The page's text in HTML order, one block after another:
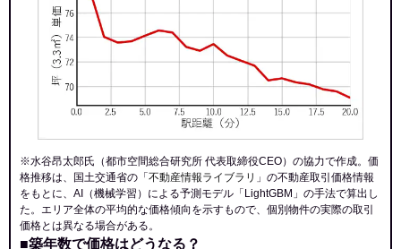
※水谷昂太郎氏（都市空間総合研究所 代表取締役CEO）の協力で作成。価
格推移は、国土交通省の「不動産情報ライブラリ 」の不動産取引価格情報
をもとに、AI（機械学習）による予測モデル「LightGBM」の手法で算出し
た。エリア全体の平均的な価格傾向を示すもので、個別物件の実際の取引
価格とは異なる場合がある。
■築年数で価格はどうなる？